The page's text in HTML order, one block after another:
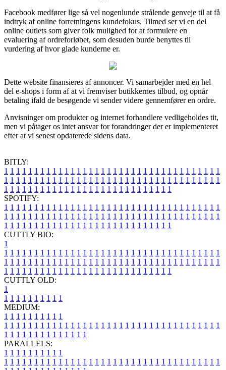
Facebook medfører lige så vel nogenlunde strålende genveje til at få
indtryk af online forretningens kundefokus. Tilmed ser vi en del
online outlets som giver folk mulighed for at formulere en
evaluering af ordreforløbet, som desuden burde benyttes til
vurdering af hvor glade kunderne er.
Dette website finansieres af annoncer. Vi samarbejder med en hel
del e-shops i form af at vi fremviser butikkernes tilbud, og opnår
betaling ifald de besøgende vi sender videre gennemfører en ordre.
Anvisninger om produkter og internet forhandlere vedligeholdes tit,
men vi påtager os intet ansvar for forandringer der er implementeret
efter at vi senest opdaterede sidens data.
BITLY:
1 1 1 1 1 1 1 1 1 1 1 1 1 1 1 1 1 1 1 1 1 1 1 1 1 1 1 1 1 1 1 1 1 1 1 1
1 1 1 1 1 1 1 1 1 1 1 1 1 1 1 1 1 1 1 1 1 1 1 1 1 1 1 1 1 1 1 1 1 1 1 1
1 1 1 1 1 1 1 1 1 1 1 1 1 1 1 1 1 1 1 1 1 1 1 1 1 1 1 1
SPOTIFY:
1 1 1 1 1 1 1 1 1 1 1 1 1 1 1 1 1 1 1 1 1 1 1 1 1 1 1 1 1 1 1 1 1 1 1 1
1 1 1 1 1 1 1 1 1 1 1 1 1 1 1 1 1 1 1 1 1 1 1 1 1 1 1 1 1 1 1 1 1 1 1 1
1 1 1 1 1 1 1 1 1 1 1 1 1 1 1 1 1 1 1 1 1 1 1 1 1 1 1 1
CUTTLY BIO:
1
1 1 1 1 1 1 1 1 1 1 1 1 1 1 1 1 1 1 1 1 1 1 1 1 1 1 1 1 1 1 1 1 1 1 1 1
1 1 1 1 1 1 1 1 1 1 1 1 1 1 1 1 1 1 1 1 1 1 1 1 1 1 1 1 1 1 1 1 1 1 1 1
1 1 1 1 1 1 1 1 1 1 1 1 1 1 1 1 1 1 1 1 1 1 1 1 1 1 1 1
CUTTLY OLD:
1
1 1 1 1 1 1 1 1 1 1
MEDIUM:
1 1 1 1 1 1 1 1 1 1
1 1 1 1 1 1 1 1 1 1 1 1 1 1 1 1 1 1 1 1 1 1 1 1 1 1 1 1 1 1 1 1 1 1 1 1
1 1 1 1 1 1 1 1 1 1 1 1 1 1
PARALLELS:
1 1 1 1 1 1 1 1 1 1
1 1 1 1 1 1 1 1 1 1 1 1 1 1 1 1 1 1 1 1 1 1 1 1 1 1 1 1 1 1 1 1 1 1 1 1